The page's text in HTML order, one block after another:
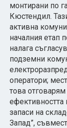
монтирани по
Кюстендил.
активна
началния етап
налага
подземни
оператори;
това
ефективността
запаси на
Запад”,